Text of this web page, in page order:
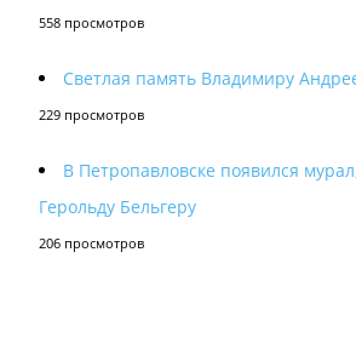
558 просмотров
Светлая память Владимиру
229 просмотров
В Петропавловске появился
Герольду Бельгеру
206 просмотров